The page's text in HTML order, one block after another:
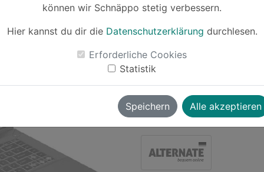
können wir Schnäppo stetig verbessern.
Hier kannst du dir die Datenschutzerklärung durchlesen.
Erforderliche Cookies
Statistik
Speichern Alle akzeptieren
-22%
MSI Thin